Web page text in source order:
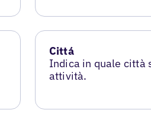
Cittá
Indica in quale città
attività.